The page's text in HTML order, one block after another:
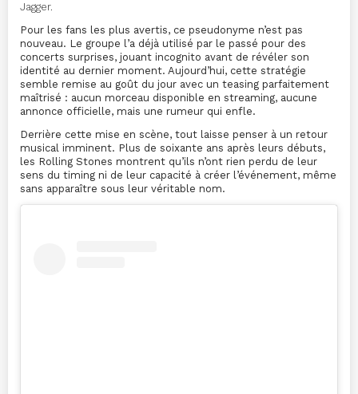
Jagger.
Pour les fans les plus avertis, ce pseudonyme n’est pas
nouveau. Le groupe l’a déjà utilisé par le passé pour des
concerts surprises, jouant incognito avant de révéler son
identité au dernier moment. Aujourd’hui, cette stratégie
semble remise au goût du jour avec un teasing parfaitement
maîtrisé : aucun morceau disponible en streaming, aucune
annonce officielle, mais une rumeur qui enfle.
Derrière cette mise en scène, tout laisse penser à un retour
musical imminent. Plus de soixante ans après leurs débuts,
les Rolling Stones montrent qu’ils n’ont rien perdu de leur
sens du timing ni de leur capacité à créer l’événement, même
sans apparaître sous leur véritable nom.